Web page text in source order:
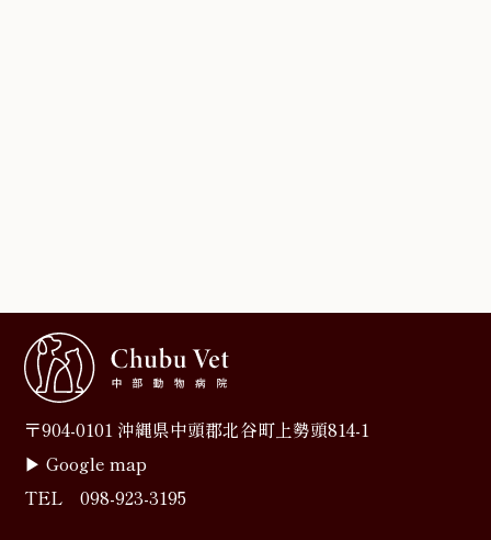
〒904-0101 沖縄県中頭郡北谷町上勢頭814-1
▶︎Google map
TEL098-923-3195